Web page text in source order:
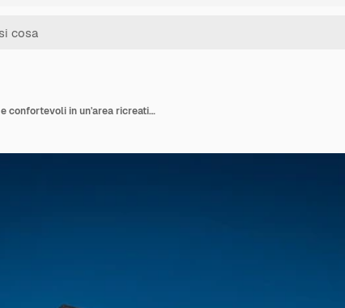
Ricreazione all'aperto piccole case moderne e confortevoli in un'area ricreativa suburbana Vacanza in campeggio in famiglia